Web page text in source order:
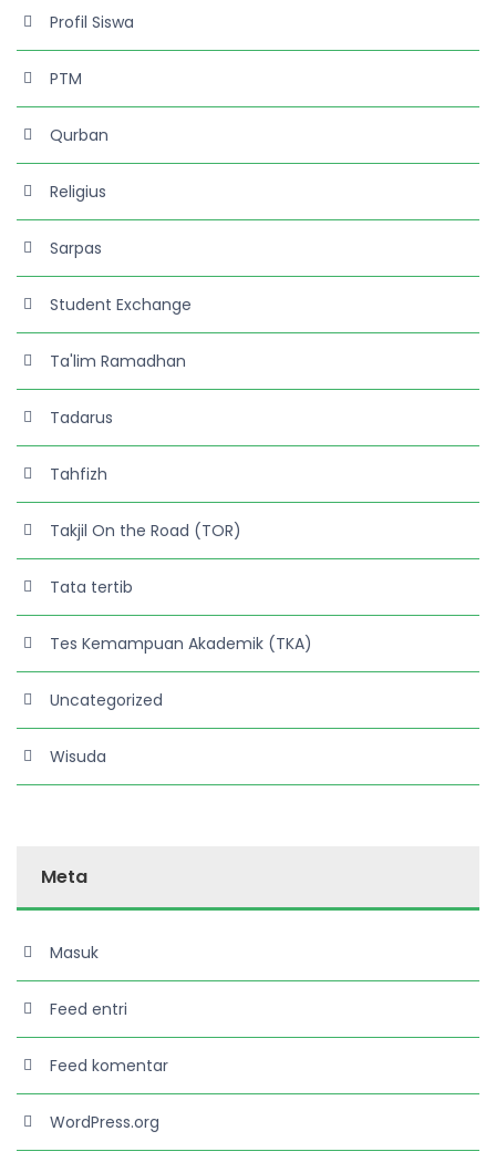
Profil Siswa
PTM
Qurban
Religius
Sarpas
Student Exchange
Ta'lim Ramadhan
Tadarus
Tahfizh
Takjil On the Road (TOR)
Tata tertib
Tes Kemampuan Akademik (TKA)
Uncategorized
Wisuda
Meta
Masuk
Feed entri
Feed komentar
WordPress.org